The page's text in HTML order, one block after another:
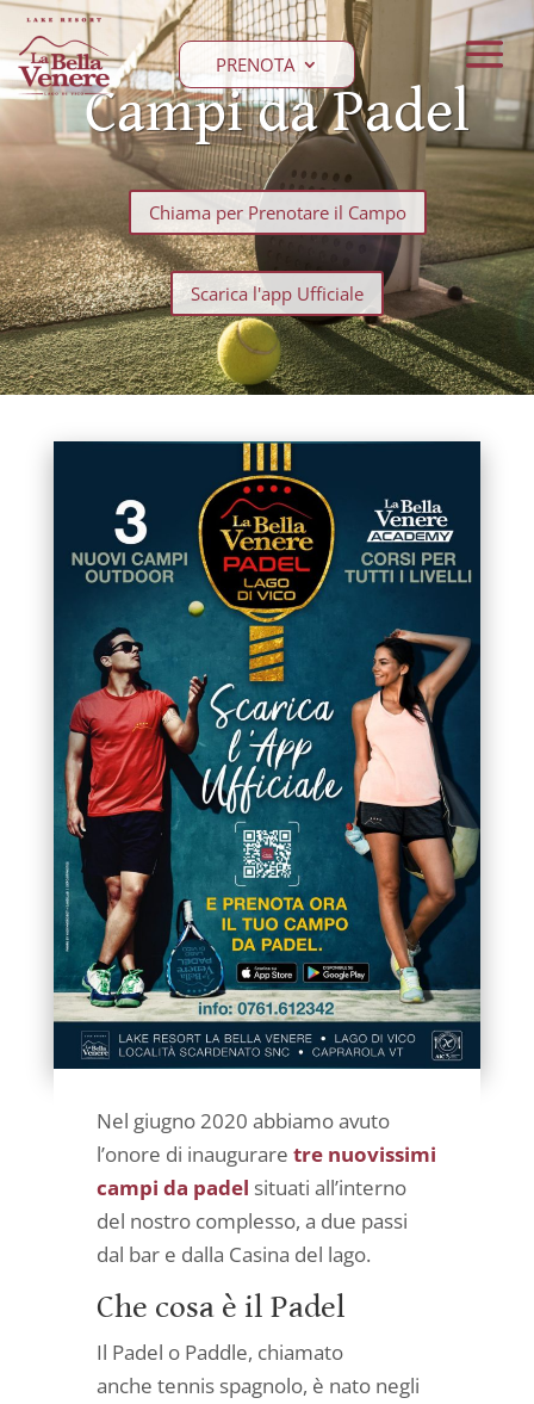
PRENOTA
Campi da Padel
Chiama per Prenotare il Campo
Scarica l'app Ufficiale
Nel giugno 2020 abbiamo avuto
l’onore di inaugurare tre nuovissimi
campi da padel situati all’interno
del nostro complesso, a due passi
dal bar e dalla Casina del lago.
Che cosa è il Padel
Il Padel o Paddle, chiamato
anche tennis spagnolo, è nato negli